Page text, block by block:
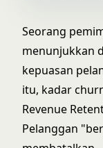
Seorang
menunjukkan
kepuasan
itu, kadar
Revenue
Pelanggan